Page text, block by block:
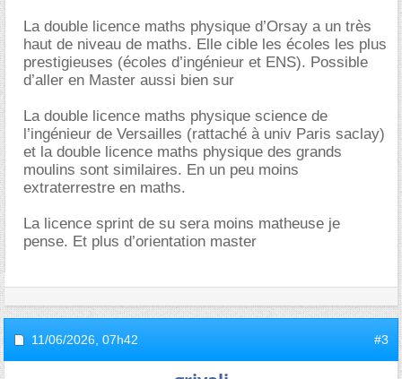
La double licence maths physique d’Orsay a un très
haut de niveau de maths. Elle cible les écoles les plus
prestigieuses (écoles d’ingénieur et ENS). Possible
d’aller en Master aussi bien sur
La double licence maths physique science de
l’ingénieur de Versailles (rattaché à univ Paris saclay)
et la double licence maths physique des grands
moulins sont similaires. En un peu moins
extraterrestre en maths.
La licence sprint de su sera moins matheuse je
pense. Et plus d’orientation master
11/06/2026, 07h42 #3